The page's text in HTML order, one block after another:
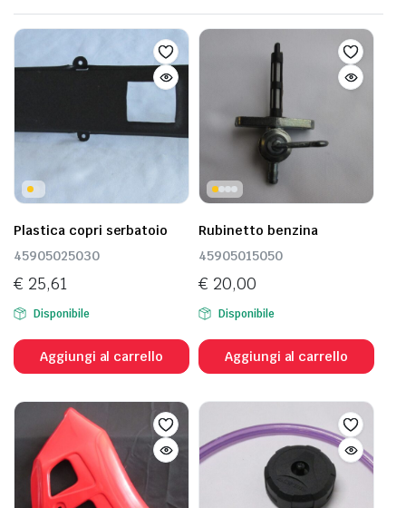
Plastica copri serbatoio
45905025030
€ 25,61
Disponibile
Aggiungi al carrello
Rubinetto benzina
45905015050
€ 20,00
Disponibile
Aggiungi al carrello